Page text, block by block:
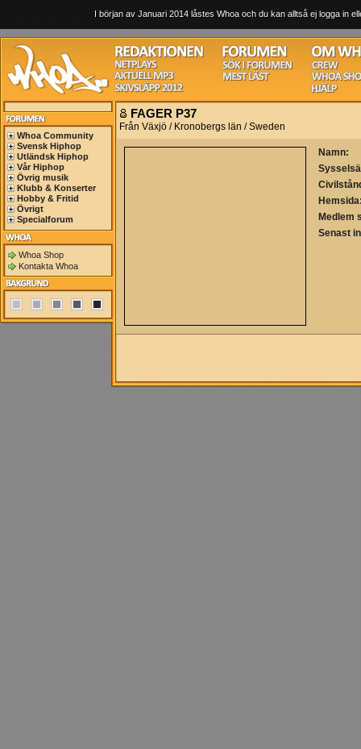
I början av Januari 2014 låstes Whoa och du kan alltså ej logga in
Whoa Community
Svensk Hiphop
Utländsk Hiphop
Vår Hiphop
Övrig musik
Klubb & Konserter
Hobby & Fritid
Övrigt
Specialforum
Whoa Shop
Kontakta Whoa
FAGER P37
Från Växjö / Kronobergs län / Sweden
Namn:
Medlem
Senast